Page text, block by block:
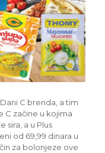
C brenda, a tim
C začine u kojima
sira, a u Plus
od 69,99 dinara u
za bolonjeze ove